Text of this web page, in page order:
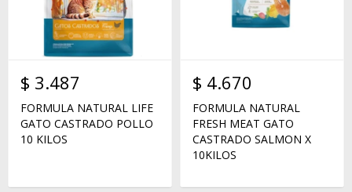
$ 3.487
FORMULA NATURAL LIFE
GATO CASTRADO POLLO
10 KILOS
$ 4.670
FORMULA NATURAL
FRESH MEAT GATO
CASTRADO SALMON X
10KILOS